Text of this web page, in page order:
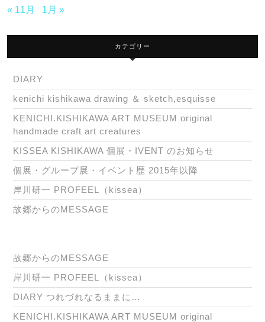
« 11月 1月 »
カテゴリー
DIARY
kenichi kishikawa drawing ＆ sketch,esquisse
KENICHI.KISHIKAWA ART MUSEUM original
handmade craft art creatures
KISSEA KISHIKAWA 個展・IVENT のお知らせ
個展・グループ展・イベント歴 2015年以降
岸川研一 PROFEEL（kissea）
故郷からのMESSAGE
故郷からのMESSAGE
岸川研一 PROFEEL（kissea）
DIARY つれづれなるままに…
KENICHI.KISHIKAWA ART MUSEUM original